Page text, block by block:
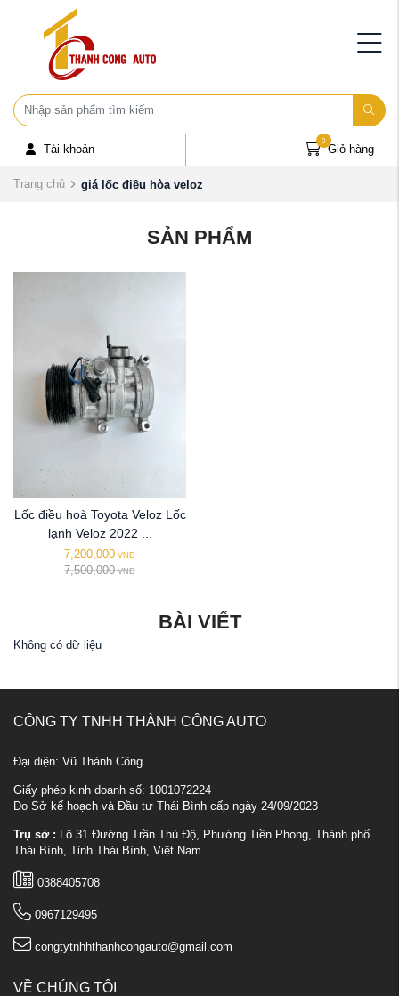
Tài khoản Giỏ hàng
0
Trang chủ giá lốc điều hòa veloz
SẢN PHẨM
Lốc điều hoà Toyota Veloz Lốc
lạnh Veloz 2022 ...
7,200,000 VND
7,500,000 VND
BÀI VIẾT
Không có dữ liệu
CÔNG TY TNHH THÀNH CÔNG AUTO
Đại diện: Vũ Thành Công
Giấy phép kinh doanh số: 1001072224
Do Sở kế hoạch và Đầu tư Thái Bình cấp ngày 24/09/2023
Trụ sở : Lô 31 Đường Trần Thủ Độ, Phường Tiền Phong, Thành phố
Thái Bình, Tỉnh Thái Bình, Việt Nam
0388405708
0967129495
congtytnhhthanhcongauto@gmail.com
VỀ CHÚNG TÔI